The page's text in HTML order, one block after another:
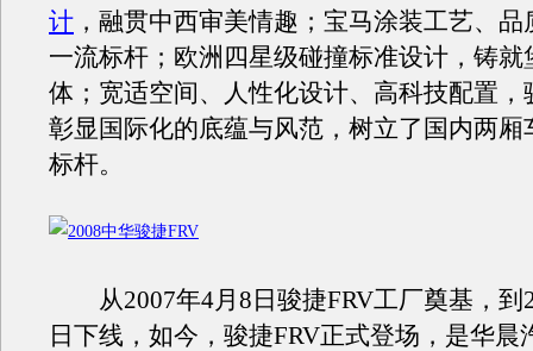
计 ，融贯中西审美情趣；宝马涂装工艺、
一流标杆；欧洲四星级碰撞标准设计，铸就
体；宽适空间、人性化设计、高科技配置，
彰显国际化的底蕴与风范，树立了国内两厢
标杆。
从2007年4月8日骏捷FRV工厂奠基，到
日下线，如今，骏捷FRV正式登场，是华晨